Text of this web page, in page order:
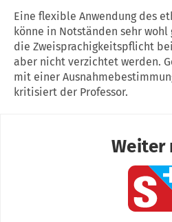
Eine flexible Anwendung des
könne in Notständen sehr
die Zweisprachigkeitspflicht
aber nicht verzichtet werden.
mit einer
kritisiert der Professor.